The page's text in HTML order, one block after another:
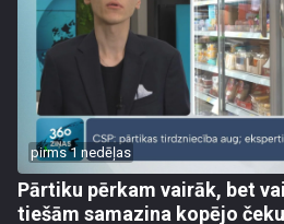
pirms 1 nedēļas
Pārtiku pērkam vairāk, bet
tiešām samazina kopējo